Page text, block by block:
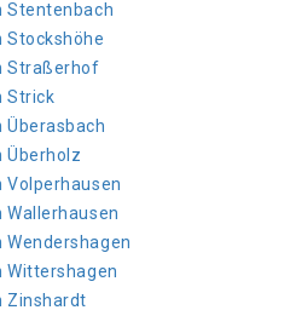
Stentenbach
Stockshöhe
Straßerhof
Strick
Überasbach
Überholz
Volperhausen
Wittershagen
Zinshardt